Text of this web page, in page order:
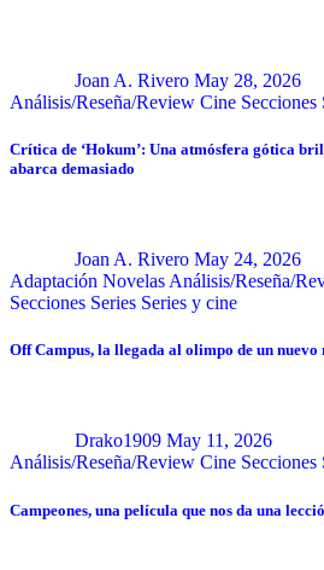
Joan A. Rivero May 28, 2026
Análisis/Reseña/Review Cine Secciones
Crítica de ‘Hokum’: Una atmósfera gótica
abarca demasiado
Joan A. Rivero May 24, 2026
Adaptación Novelas Análisis/Reseña/
Secciones Series Series y cine
Off Campus, la llegada al olimpo de un nuevo
Drako1909 May 11, 2026
Análisis/Reseña/Review Cine Secciones
Campeones, una película que nos da una